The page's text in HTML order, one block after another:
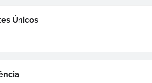
Únicos